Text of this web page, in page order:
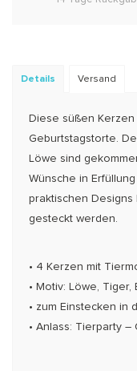
Details Versand
Diese süßen
Geburtstagstorte.
Löwe sind
Wünsche in
praktischen
gesteckt werden.
• 4 Kerzen mit
• Motiv: Löwe, Tiger,
• zum Einstecken in
• Anlass: Tierparty